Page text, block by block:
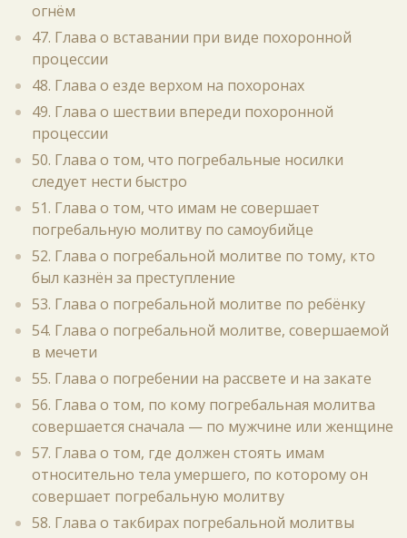
огнём
47. Глава о вставании при виде похоронной
процессии
48. Глава о езде верхом на похоронах
49. Глава о шествии впереди похоронной
процессии
50. Глава о том, что погребальные носилки
следует нести быстро
51. Глава о том, что имам не совершает
погребальную молитву по самоубийце
52. Глава о погребальной молитве по тому, кто
был казнён за преступление
53. Глава о погребальной молитве по ребёнку
54. Глава о погребальной молитве, совершаемой
в мечети
55. Глава о погребении на рассвете и на закате
56. Глава о том, по кому погребальная молитва
совершается сначала — по мужчине или женщине
57. Глава о том, где должен стоять имам
относительно тела умершего, по которому он
совершает погребальную молитву
58. Глава о такбирах погребальной молитвы